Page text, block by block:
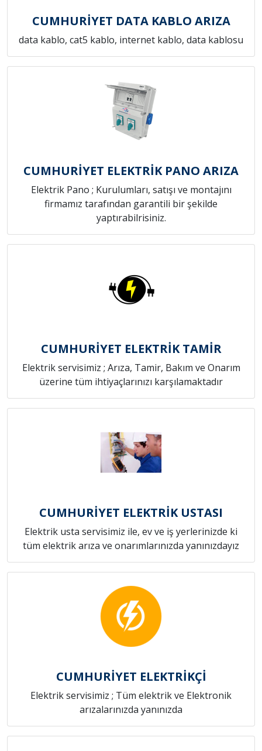
CUMHURİYET DATA KABLO ARIZA
data kablo, cat5 kablo, internet kablo, data kablosu
CUMHURİYET ELEKTRİK PANO ARIZA
Elektrik Pano ; Kurulumları, satışı ve montajını
firmamız tarafından garantili bir şekilde
yaptırabilrisiniz.
CUMHURİYET ELEKTRİK TAMİR
Elektrik servisimiz ; Arıza, Tamir, Bakım ve Onarım
üzerine tüm ihtiyaçlarınızı karşılamaktadır
CUMHURİYET ELEKTRİK USTASI
Elektrik usta servisimiz ile, ev ve iş yerlerinizde ki
tüm elektrik arıza ve onarımlarınızda yanınızdayız
CUMHURİYET ELEKTRİKÇİ
Elektrik servisimiz ; Tüm elektrik ve Elektronik
arızalarınızda yanınızda